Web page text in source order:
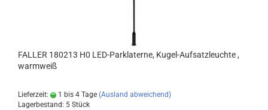
FALLER 180213 H0 LED-Parklaterne, Kugel-Aufsatzleuchte ,
warmweiß
Lieferzeit: 1 bis 4 Tage (Ausland abweichend)
Lagerbestand: 5 Stück